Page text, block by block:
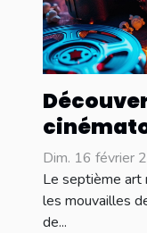
Dim. 16 février
Le septième art
les mouvailles
de...